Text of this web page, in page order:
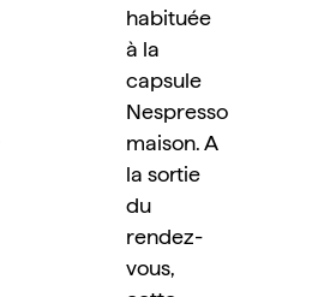
habituée
à la
capsule
Nespresso
maison. A
la sortie
du
rendez-
vous,